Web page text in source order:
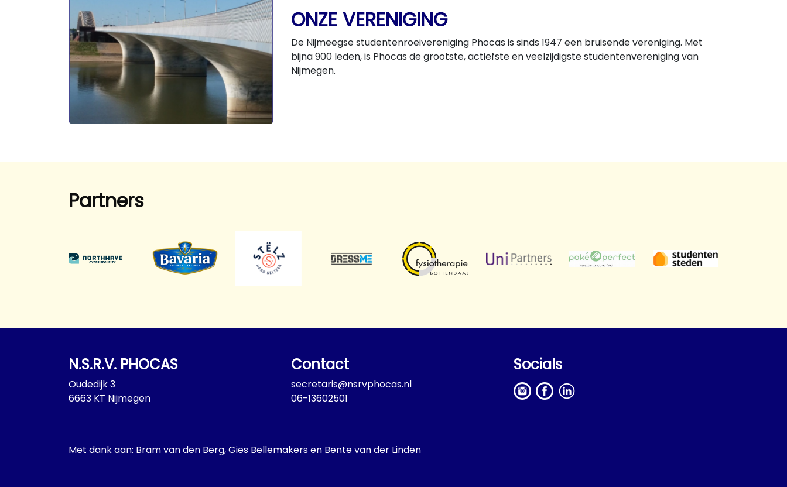
ONZE VERENIGING
De Nijmeegse studentenroeivereniging Phocas is sinds 1947 een bruisende vereniging. Met
bijna 900 leden, is Phocas de grootste, actiefste en veelzijdigste studentenvereniging van
Nijmegen.
Partners
N.S.R.V. PHOCAS
Oudedijk 3
6663 KT Nijmegen
Contact
secretaris@nsrvphocas.nl
06-13602501
Socials
Met dank aan: Bram van den Berg, Gies Bellemakers en Bente van der Linden